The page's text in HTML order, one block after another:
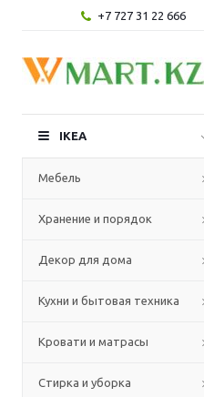
+7 727 31 22 666
IKEA
Мебель
Хранение и порядок
Декор для дома
Кухни и бытовая техника
Кровати и матрасы
Стирка и уборка